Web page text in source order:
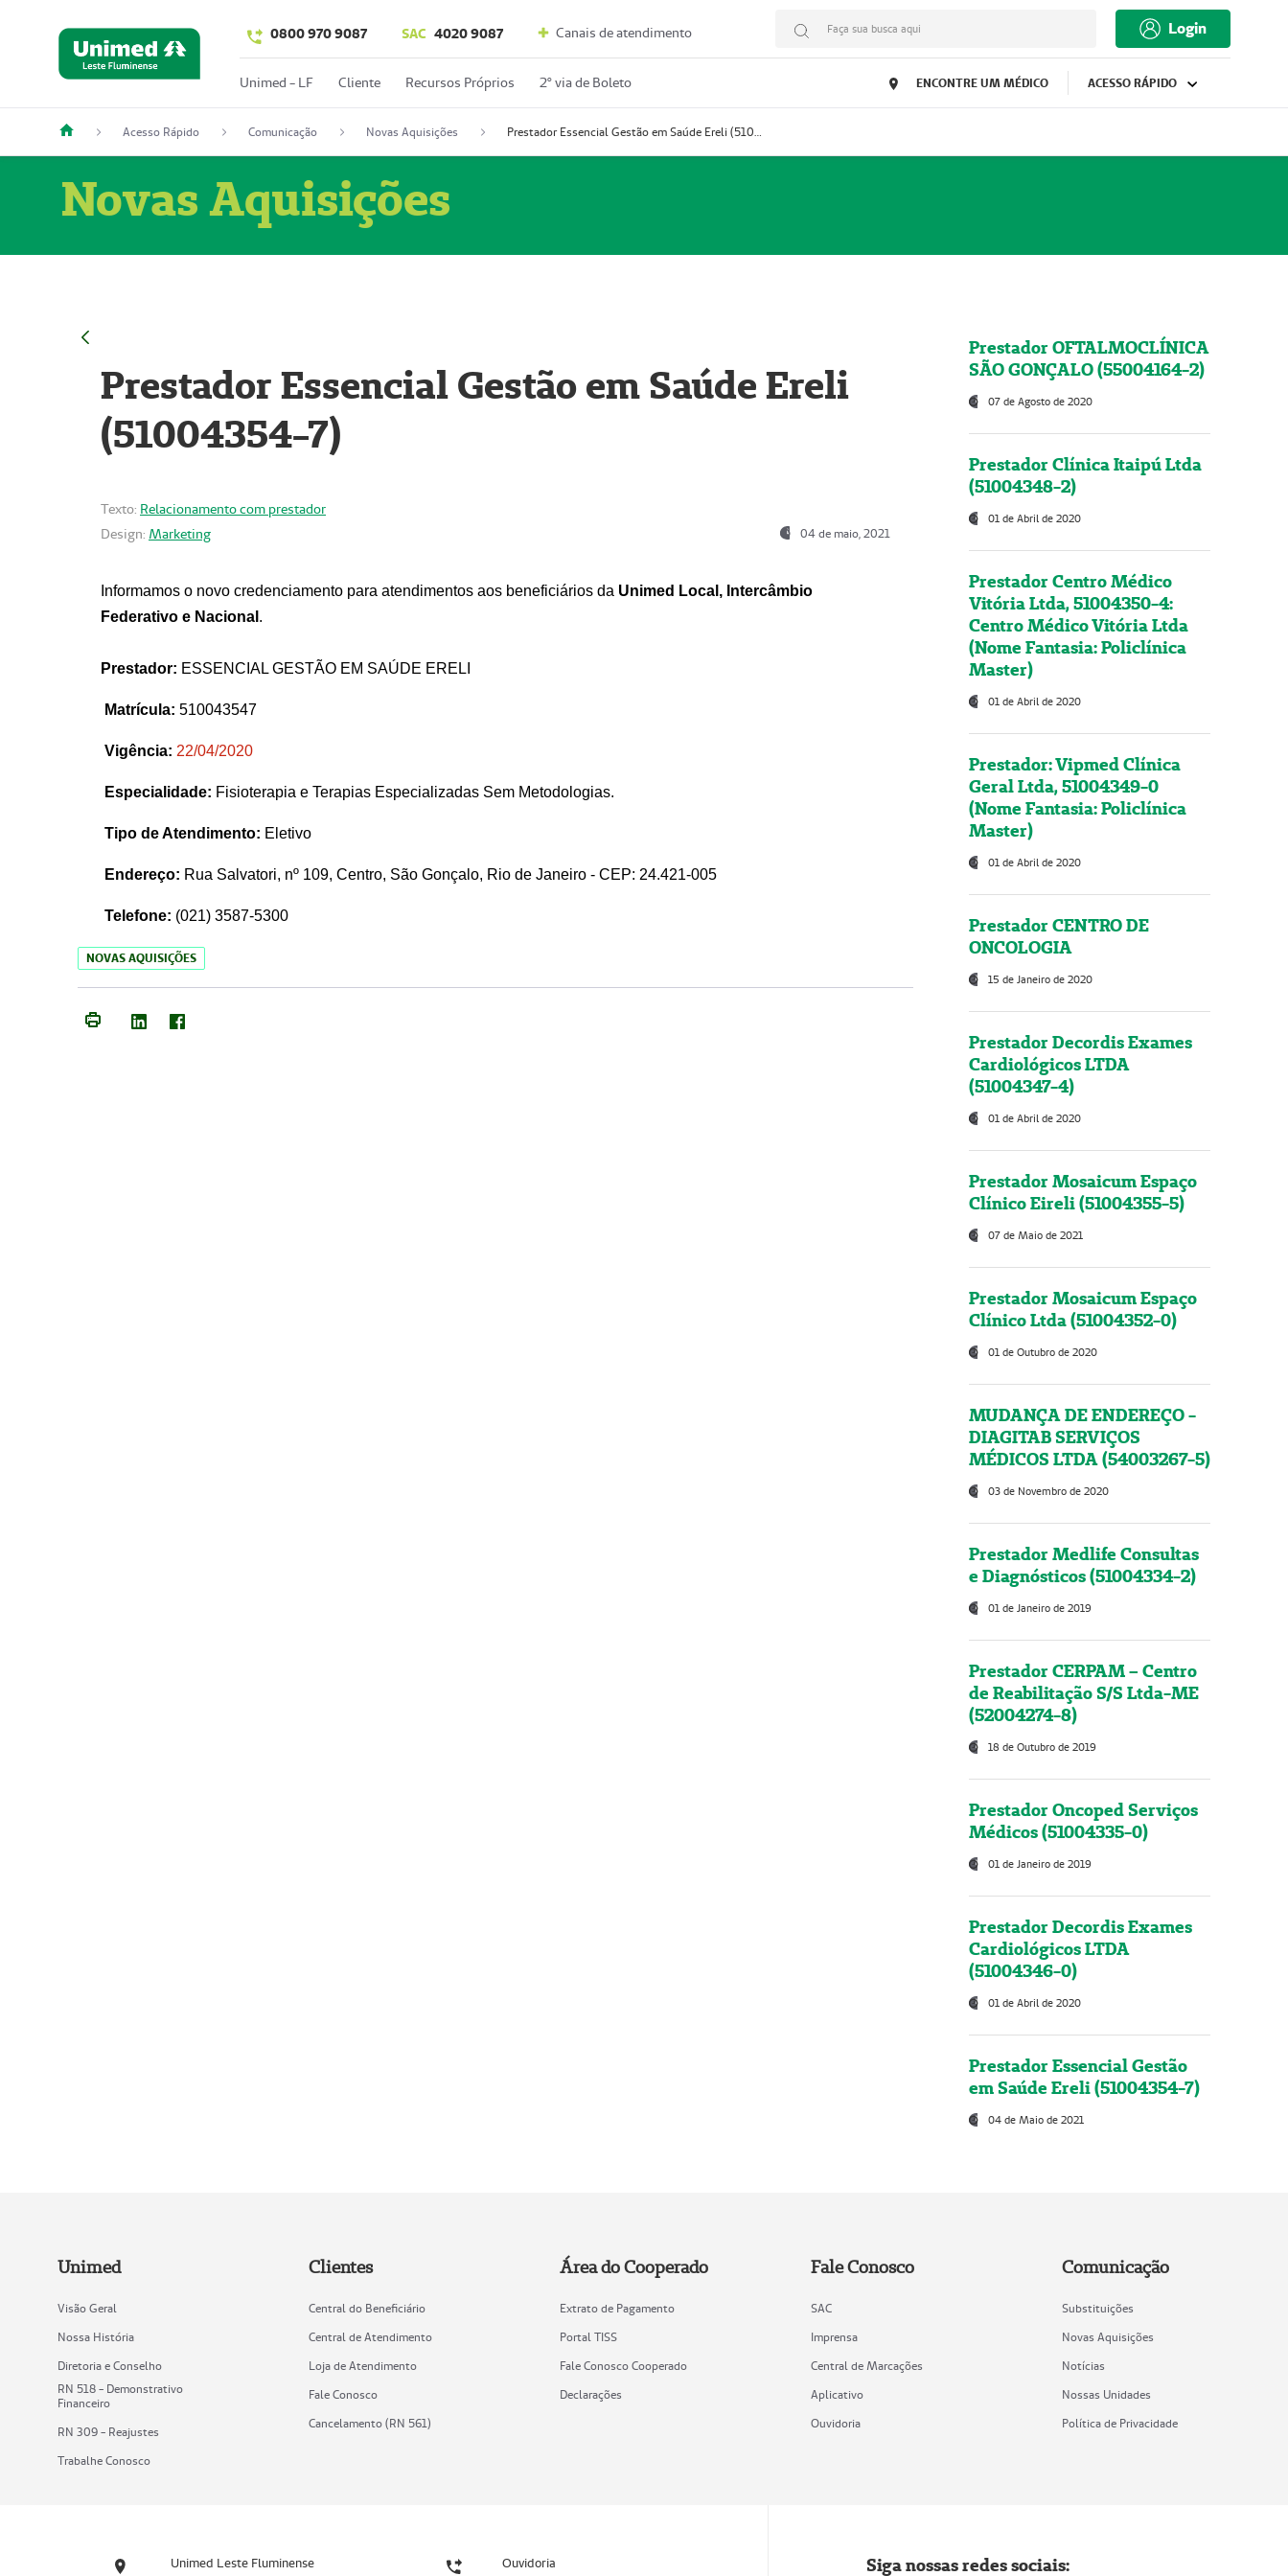
0800 970 9087 SAC 4020 9087 Canais de atendimento Faça sua busca aqui Login
Unimed - LF Cliente Recursos Próprios 2º via de Boleto ENCONTRE UM MÉDICO ACESSO RÁPIDO
Acesso Rápido Comunicação Novas Aquisições Prestador Essencial Gestão em Saúde Ereli (51004354-7)
Novas Aquisições
Prestador Essencial Gestão em Saúde Ereli
(51004354-7)
Texto: Relacionamento com prestador
Design: Marketing 04 de maio, 2021
Informamos o novo credenciamento para atendimentos aos beneficiários da Unimed Local, Intercâmbio
Federativo e Nacional .
Prestador: ESSENCIAL GESTÃO EM SAÚDE ERELI
Matrícula: 510043547
Vigência: 22/04/2020
Especialidade: Fisioterapia e Terapias Especializadas Sem Metodologias.
Tipo de Atendimento: Eletivo
Endereço: Rua Salvatori, nº 109, Centro, São Gonçalo, Rio de Janeiro - CEP: 24.421-005
Telefone: (021) 3587-5300
NOVAS AQUISIÇÕES
Prestador OFTALMOCLÍNICA
SÃO GONÇALO (55004164-2)
07 de Agosto de 2020
Prestador Clínica Itaipú Ltda
(51004348-2)
01 de Abril de 2020
Prestador Centro Médico
Vitória Ltda, 51004350-4:
Centro Médico Vitória Ltda
(Nome Fantasia: Policlínica
Master)
01 de Abril de 2020
Prestador: Vipmed Clínica
Geral Ltda, 51004349-0
(Nome Fantasia: Policlínica
Master)
01 de Abril de 2020
Prestador CENTRO DE
ONCOLOGIA
15 de Janeiro de 2020
Prestador Decordis Exames
Cardiológicos LTDA
(51004347-4)
01 de Abril de 2020
Prestador Mosaicum Espaço
Clínico Eireli (51004355-5)
07 de Maio de 2021
Prestador Mosaicum Espaço
Clínico Ltda (51004352-0)
01 de Outubro de 2020
MUDANÇA DE ENDEREÇO -
DIAGITAB SERVIÇOS
MÉDICOS LTDA (54003267-5)
03 de Novembro de 2020
Prestador Medlife Consultas
e Diagnósticos (51004334-2)
01 de Janeiro de 2019
Prestador CERPAM – Centro
de Reabilitação S/S Ltda-ME
(52004274-8)
18 de Outubro de 2019
Prestador Oncoped Serviços
Médicos (51004335-0)
01 de Janeiro de 2019
Prestador Decordis Exames
Cardiológicos LTDA
(51004346-0)
01 de Abril de 2020
Prestador Essencial Gestão
em Saúde Ereli (51004354-7)
04 de Maio de 2021
Unimed
Visão Geral
Nossa História
Diretoria e Conselho
RN 518 - Demonstrativo
Financeiro
RN 309 - Reajustes
Trabalhe Conosco
Clientes
Central do Beneficiário
Central de Atendimento
Loja de Atendimento
Fale Conosco
Cancelamento (RN 561)
Área do Cooperado
Extrato de Pagamento
Portal TISS
Fale Conosco Cooperado
Declarações
Fale Conosco
SAC
Imprensa
Central de Marcações
Aplicativo
Ouvidoria
Comunicação
Substituições
Novas Aquisições
Notícias
Nossas Unidades
Política de Privacidade
Unimed Leste Fluminense Ouvidoria Siga nossas redes sociais: